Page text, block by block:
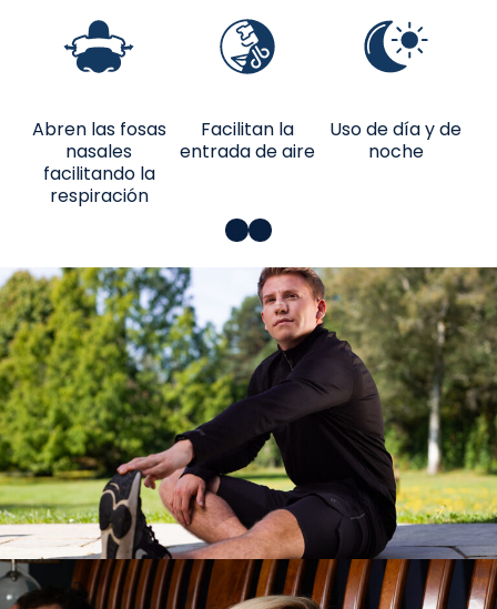
Abren las fosas
nasales
facilitando la
respiración
Facilitan la
entrada de aire
Uso de día y de
noche